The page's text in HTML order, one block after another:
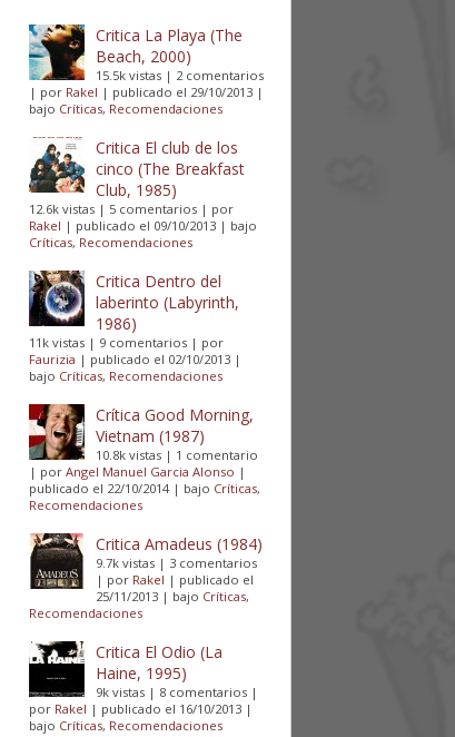
Critica La Playa (The
Beach, 2000)
15.5k vistas | 2 comentarios
| por Rakel | publicado el 29/10/2013 |
bajo Críticas, Recomendaciones
Critica El club de los
cinco (The Breakfast
Club, 1985)
12.6k vistas | 5 comentarios | por
Rakel | publicado el 09/10/2013 | bajo
Críticas, Recomendaciones
Critica Dentro del
laberinto (Labyrinth,
1986)
11k vistas | 9 comentarios | por
Faurizia | publicado el 02/10/2013 |
bajo Críticas, Recomendaciones
Crítica Good Morning,
Vietnam (1987)
10.8k vistas | 1 comentario
| porAngel Manuel Garcia Alonso |
publicado el 22/10/2014| bajo Críticas,
Recomendaciones
Critica Amadeus (1984)
9.7k vistas | 3 comentarios
| por Rakel | publicado el
25/11/2013 | bajo Críticas,
Recomendaciones
Critica El Odio (La
Haine, 1995)
9k vistas | 8 comentarios |
por Rakel | publicado el 16/10/2013 |
bajo Críticas, Recomendaciones